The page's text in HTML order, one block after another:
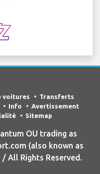
voitures
Transferts
Info
Avertissement
Sitemap
OU trading as
(also known as
All Rights Reserved.